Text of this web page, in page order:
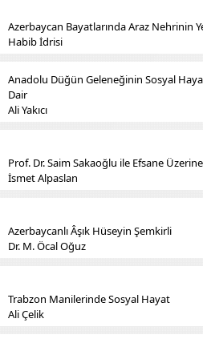
Azerbaycan Bayatlarında Araz Nehrinin
Habib İdrisi
Anadolu Düğün Geleneğinin Sosyal
Dair
Ali Yakıcı
Prof. Dr. Saim Sakaoğlu ile Efsane
İsmet Alpaslan
Azerbaycanlı Âşık Hüseyin Şemkirli
Dr. M. Öcal Oğuz
Trabzon Manilerinde Sosyal Hayat
Ali Çelik